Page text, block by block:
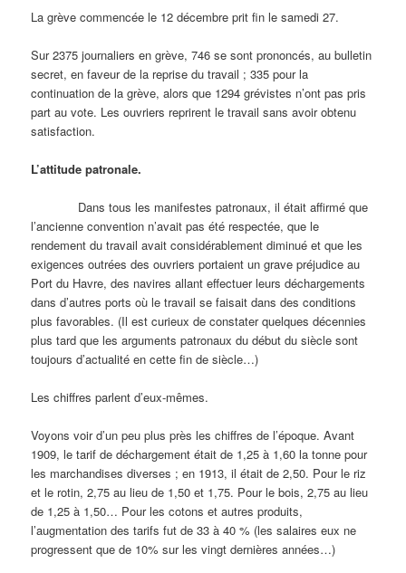
La grève commencée le 12 décembre prit fin le samedi 27.
Sur 2375 journaliers en grève, 746 se sont prononcés, au bulletin
secret, en faveur de la reprise du travail ; 335 pour la
continuation de la grève, alors que 1294 grévistes n’ont pas pris
part au vote. Les ouvriers reprirent le travail sans avoir obtenu
satisfaction.
L’attitude patronale.
Dans tous les manifestes patronaux, il était affirmé que
l’ancienne convention n’avait pas été respectée, que le
rendement du travail avait considérablement diminué et que les
exigences outrées des ouvriers portaient un grave préjudice au
Port du Havre, des navires allant effectuer leurs déchargements
dans d’autres ports où le travail se faisait dans des conditions
plus favorables. (Il est curieux de constater quelques décennies
plus tard que les arguments patronaux du début du siècle sont
toujours d’actualité en cette fin de siècle…)
Les chiffres parlent d’eux-mêmes.
Voyons voir d’un peu plus près les chiffres de l’époque. Avant
1909, le tarif de déchargement était de 1,25 à 1,60 la tonne pour
les marchandises diverses ; en 1913, il était de 2,50. Pour le riz
et le rotin, 2,75 au lieu de 1,50 et 1,75. Pour le bois, 2,75 au lieu
de 1,25 à 1,50… Pour les cotons et autres produits,
l’augmentation des tarifs fut de 33 à 40 % (les salaires eux ne
progressent que de 10% sur les vingt dernières années…)